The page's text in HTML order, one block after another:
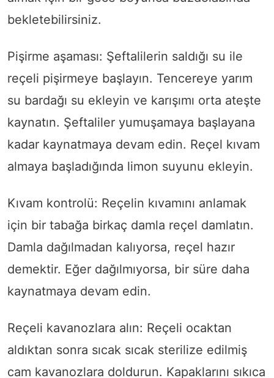
bekletebilirsiniz.
Pişirme aşaması: Şeftalilerin saldığı su ile
reçeli pişirmeye başlayın. Tencereye yarım
su bardağı su ekleyin ve karışımı orta ateşte
kaynatın. Şeftaliler yumuşamaya başlayana
kadar kaynatmaya devam edin. Reçel kıvam
almaya başladığında limon suyunu ekleyin.
Kıvam kontrolü: Reçelin kıvamını anlamak
için bir tabağa birkaç damla reçel damlatın.
Damla dağılmadan kalıyorsa, reçel hazır
demektir. Eğer dağılmıyorsa, bir süre daha
kaynatmaya devam edin.
Reçeli kavanozlara alın: Reçeli ocaktan
aldıktan sonra sıcak sıcak sterilize edilmiş
cam kavanozlara doldurun. Kapaklarını sıkıca